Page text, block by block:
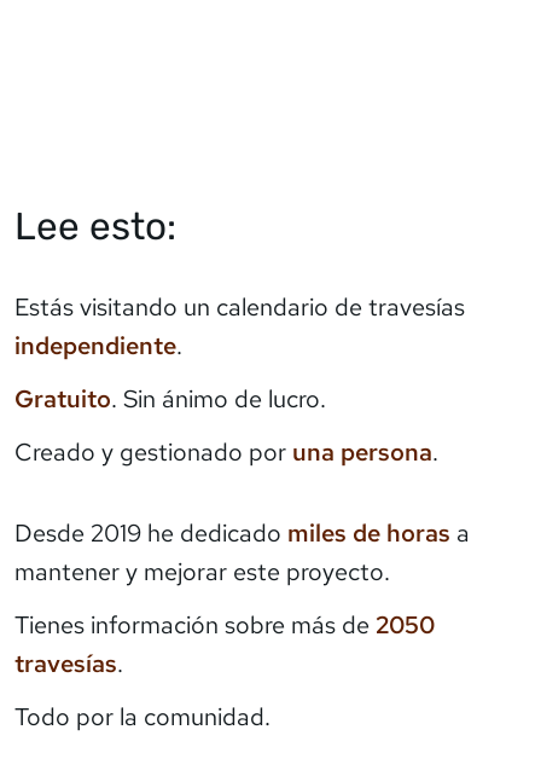
Lee esto:
Estás visitando un calendario de travesías
independiente.
Gratuito. Sin ánimo de lucro.
Creado y gestionado por una persona.
Desde 2019 he dedicado miles de horas a
mantener y mejorar este proyecto.
Tienes información sobre más de 2050
travesías.
Todo por la comunidad.